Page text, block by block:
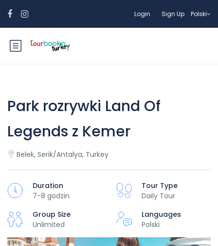
Login Sign Up Polski
Park rozrywki Land Of
Legends z Kemer
Belek, Serik/Antalya, Turkey
Duration
7-8 godzin
Tour Type
Daily Tour
Group Size
Unlimited
Languages
Polski